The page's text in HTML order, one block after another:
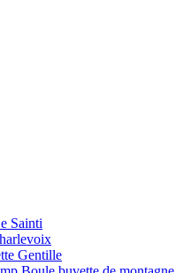
Sainti
Gentille